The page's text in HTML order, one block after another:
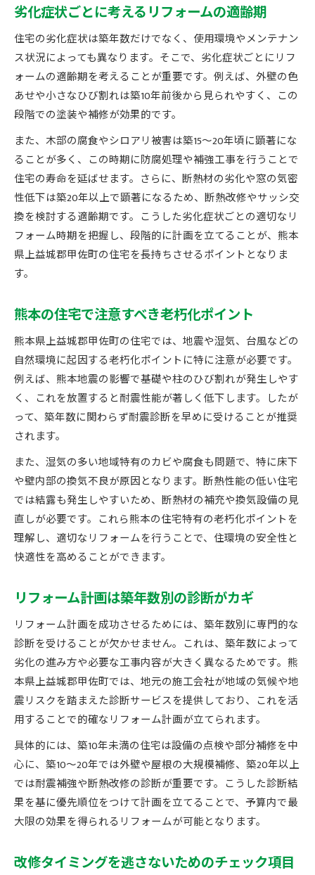
劣化症状ごとに考えるリフォームの適齢期
住宅の劣化症状は築年数だけでなく、使用環境やメンテナン
ス状況によっても異なります。そこで、劣化症状ごとにリフ
ォームの適齢期を考えることが重要です。例えば、外壁の色
あせや小さなひび割れは築10年前後から見られやすく、この
段階での塗装や補修が効果的です。
また、木部の腐食やシロアリ被害は築15～20年頃に顕著にな
ることが多く、この時期に防腐処理や補強工事を行うことで
住宅の寿命を延ばせます。さらに、断熱材の劣化や窓の気密
性低下は築20年以上で顕著になるため、断熱改修やサッシ交
換を検討する適齢期です。こうした劣化症状ごとの適切なリ
フォーム時期を把握し、段階的に計画を立てることが、熊本
県上益城郡甲佐町の住宅を長持ちさせるポイントとなりま
す。
熊本の住宅で注意すべき老朽化ポイント
熊本県上益城郡甲佐町の住宅では、地震や湿気、台風などの
自然環境に起因する老朽化ポイントに特に注意が必要です。
例えば、熊本地震の影響で基礎や柱のひび割れが発生しやす
く、これを放置すると耐震性能が著しく低下します。したが
って、築年数に関わらず耐震診断を早めに受けることが推奨
されます。
また、湿気の多い地域特有のカビや腐食も問題で、特に床下
や壁内部の換気不良が原因となります。断熱性能の低い住宅
では結露も発生しやすいため、断熱材の補充や換気設備の見
直しが必要です。これら熊本の住宅特有の老朽化ポイントを
理解し、適切なリフォームを行うことで、住環境の安全性と
快適性を高めることができます。
リフォーム計画は築年数別の診断がカギ
リフォーム計画を成功させるためには、築年数別に専門的な
診断を受けることが欠かせません。これは、築年数によって
劣化の進み方や必要な工事内容が大きく異なるためです。熊
本県上益城郡甲佐町では、地元の施工会社が地域の気候や地
震リスクを踏まえた診断サービスを提供しており、これを活
用することで的確なリフォーム計画が立てられます。
具体的には、築10年未満の住宅は設備の点検や部分補修を中
心に、築10～20年では外壁や屋根の大規模補修、築20年以上
では耐震補強や断熱改修の診断が重要です。こうした診断結
果を基に優先順位をつけて計画を立てることで、予算内で最
大限の効果を得られるリフォームが可能となります。
改修タイミングを逃さないためのチェック項目